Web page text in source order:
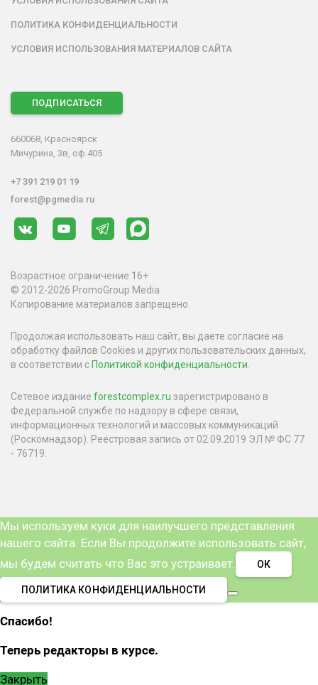
ПОЛИТИКА КОНФИДЕНЦИАЛЬНОСТИ
УСЛОВИЯ ИСПОЛЬЗОВАНИЯ МАТЕРИАЛОВ САЙТА
ПОДПИСАТЬСЯ
660068, Красноярск
Мичурина, 3в, оф.405
+7 391 219 01 19
forest@pgmedia.ru
Возрастное ограничение 16+
© 2012-2026 PromoGroup Media
Копирование материалов запрещено.
Продолжая использовать наш сайт, вы даете согласие на
обработку файлов Cookies и других пользовательских данных,
в соответствии с Политикой конфиденциальности
Сетевое издание forestcomplex.ru зарегистрировано в
Федеральной службе по надзору в сфере связи,
информационных технологий и массовых коммуникаций
(Роскомнадзор). Реестровая запись от 02.09.2019 ЭЛ № ФС 77
- 76719.
Мы используем куки для наилучшего представления
нашего сайта. Если Вы продолжите использовать сайт,
мы будем считать что Вас это устраивает.
ОК
ПОЛИТИКА КОНФИДЕНЦИАЛЬНОСТИ
Спасибо!
Теперь редакторы в курсе.
Закрыть